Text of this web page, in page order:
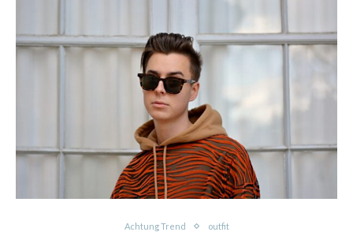
Achtung Trend outfit